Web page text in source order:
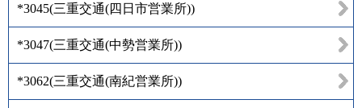
*3045(三重交通(四日市営業所))
*3047(三重交通(中勢営業所))
*3062(三重交通(南紀営業所))